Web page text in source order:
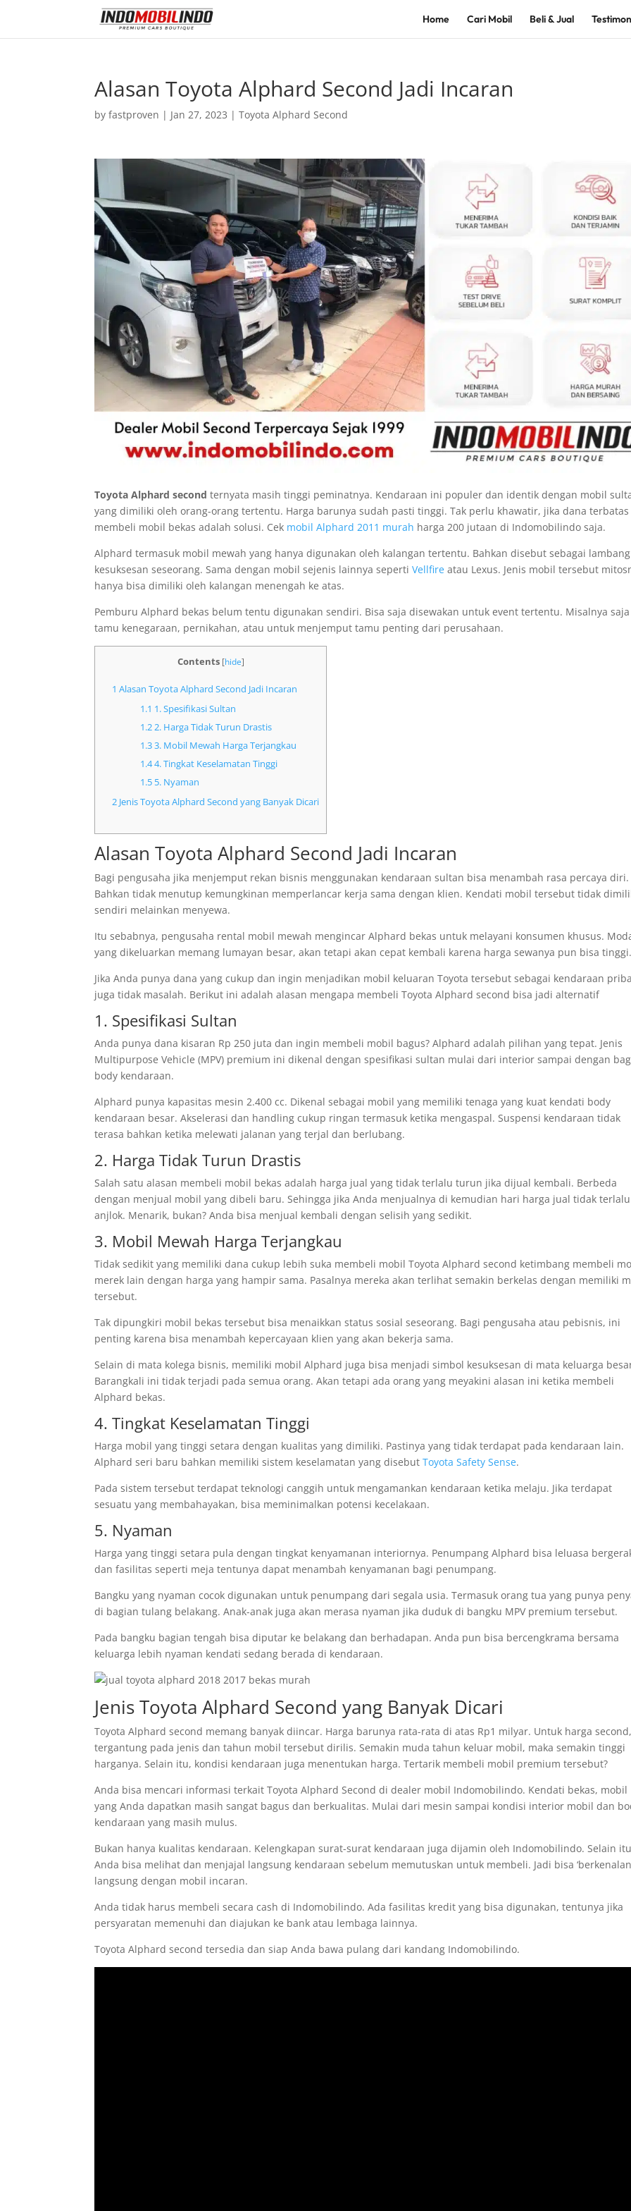
Home Cari Mobil Beli & Jual
Alasan Toyota Alphard Second Jadi Incaran
byfastproven | Jan 27, 2023 |Toyota Alphard Second
Toyota Alphard second ternyata masih tinggi peminatnya. Kendaraan ini populer dan identik dengan mobil
yang dimiliki oleh orang-orang tertentu. Harga barunya sudah pasti tinggi. Tak perlu khawatir, jika dana terbatas
membeli mobil bekas adalah solusi. Cek mobil Alphard 2011 murah harga 200 jutaan di Indomobilindo saja.
Alphard termasuk mobil mewah yang hanya digunakan oleh kalangan tertentu. Bahkan disebut sebagai lambang
kesuksesan seseorang. Sama dengan mobil sejenis lainnya sepertiVellfire atau Lexus. Jenis mobil tersebut
hanya bisa dimiliki oleh kalangan menengah ke atas.
Pemburu Alphard bekas belum tentu digunakan sendiri. Bisa saja disewakan untuk event tertentu. Misalnya saja
tamu kenegaraan, pernikahan, atau untuk menjemput tamu penting dari perusahaan.
Contents [hide]
1 Alasan Toyota Alphard Second Jadi Incaran
1.1 1. Spesifikasi Sultan
1.22. Harga Tidak Turun Drastis
1.33. Mobil Mewah Harga Terjangkau
1.44. Tingkat Keselamatan Tinggi
1.55. Nyaman
2Jenis Toyota Alphard Second yang Banyak Dicari
Alasan Toyota Alphard Second Jadi Incaran
Bagi pengusaha jika menjemput rekan bisnis menggunakan kendaraan sultan bisa menambah rasa percaya diri.
Bahkan tidak menutup kemungkinan memperlancar kerja sama dengan klien. Kendati mobil tersebut tidak
sendiri melainkan menyewa.
Itu sebabnya, pengusaha rental mobil mewah mengincar Alphard bekas untuk melayani konsumen khusus.
yang dikeluarkan memang lumayan besar, akan tetapi akan cepat kembali karena harga sewanya pun bisa tinggi.
Jika Anda punya dana yang cukup dan ingin menjadikan mobil keluaran Toyota tersebut sebagai kendaraan
juga tidak masalah. Berikut ini adalah alasan mengapa membeli Toyota Alphard second bisa jadi alternatif
1. Spesifikasi Sultan
Anda punya dana kisaran Rp 250 juta dan ingin membeli mobil bagus? Alphard adalah pilihan yang tepat. Jenis
Multipurpose Vehicle (MPV) premium ini dikenal dengan spesifikasi sultan mulai dari interior sampai dengan
body kendaraan.
Alphard punya kapasitas mesin 2.400 cc. Dikenal sebagai mobil yang memiliki tenaga yang kuat kendati body
kendaraan besar. Akselerasi dan handling cukup ringan termasuk ketika mengaspal. Suspensi kendaraan tidak
terasa bahkan ketika melewati jalanan yang terjal dan berlubang.
2. Harga Tidak Turun Drastis
Salah satu alasan membeli mobil bekas adalah harga jual yang tidak terlalu turun jika dijual kembali. Berbeda
dengan menjual mobil yang dibeli baru. Sehingga jika Anda menjualnya di kemudian hari harga jual tidak terlalu
anjlok. Menarik, bukan? Anda bisa menjual kembali dengan selisih yang sedikit.
3. Mobil Mewah Harga Terjangkau
Tidak sedikit yang memiliki dana cukup lebih suka membeli mobil Toyota Alphard second ketimbang membeli
merek lain dengan harga yang hampir sama. Pasalnya mereka akan terlihat semakin berkelas dengan memiliki
tersebut.
Tak dipungkiri mobil bekas tersebut bisa menaikkan status sosial seseorang. Bagi pengusaha atau pebisnis, ini
penting karena bisa menambah kepercayaan klien yang akan bekerja sama.
Selain di mata kolega bisnis, memiliki mobil Alphard juga bisa menjadi simbol kesuksesan di mata keluarga
Barangkali ini tidak terjadi pada semua orang. Akan tetapi ada orang yang meyakini alasan ini ketika membeli
Alphard bekas.
4. Tingkat Keselamatan Tinggi
Harga mobil yang tinggi setara dengan kualitas yang dimiliki. Pastinya yang tidak terdapat pada kendaraan lain.
Alphard seri baru bahkan memiliki sistem keselamatan yang disebutToyota Safety Sense.
Pada sistem tersebut terdapat teknologi canggih untuk mengamankan kendaraan ketika melaju. Jika terdapat
sesuatu yang membahayakan, bisa meminimalkan potensi kecelakaan.
5. Nyaman
Harga yang tinggi setara pula dengan tingkat kenyamanan interiornya. Penumpang Alphard bisa leluasa
dan fasilitas seperti meja tentunya dapat menambah kenyamanan bagi penumpang.
Bangku yang nyaman cocok digunakan untuk penumpang dari segala usia. Termasuk orang tua yang punya
di bagian tulang belakang. Anak-anak juga akan merasa nyaman jika duduk di bangku MPV premium tersebut.
Pada bangku bagian tengah bisa diputar ke belakang dan berhadapan. Anda pun bisa bercengkrama bersama
keluarga lebih nyaman kendati sedang berada di kendaraan.
Jenis Toyota Alphard Second yang Banyak Dicari
Toyota Alphard second memang banyak diincar. Harga barunya rata-rata di atas Rp1 milyar. Untuk harga second,
tergantung pada jenis dan tahun mobil tersebut dirilis. Semakin muda tahun keluar mobil, maka semakin tinggi
harganya. Selain itu, kondisi kendaraan juga menentukan harga. Tertarik membeli mobil premium tersebut?
Anda bisa mencari informasi terkait Toyota Alphard Second di dealer mobil Indomobilindo. Kendati bekas, mobil
yang Anda dapatkan masih sangat bagus dan berkualitas. Mulai dari mesin sampai kondisi interior mobil dan
kendaraan yang masih mulus.
Bukan hanya kualitas kendaraan. Kelengkapan surat-surat kendaraan juga dijamin oleh Indomobilindo. Selain itu
Anda bisa melihat dan menjajal langsung kendaraan sebelum memutuskan untuk membeli. Jadi bisa
langsung dengan mobil incaran.
Anda tidak harus membeli secara cash di Indomobilindo. Ada fasilitas kredit yang bisa digunakan, tentunya jika
persyaratan memenuhi dan diajukan ke bank atau lembaga lainnya.
Toyota Alphard second tersedia dan siap Anda bawa pulang dari kandang Indomobilindo.